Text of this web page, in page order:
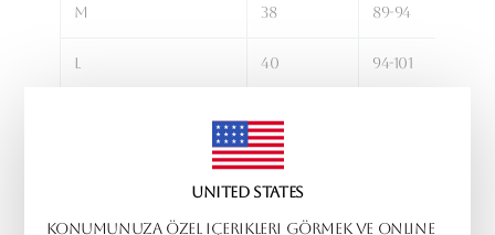
United States
Konumunuza özel içerikleri görmek ve online
M 38 89-94
L 40 94-101
Sepete Ekle